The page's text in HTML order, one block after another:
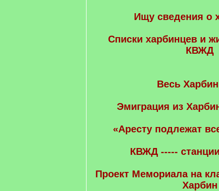
Ищу сведения о
Cписки харбинцев и
КВЖД
Весь
Эмиграция из
«Аресту подлежат
КВЖД -----
Проект Мемориала на
Харбин